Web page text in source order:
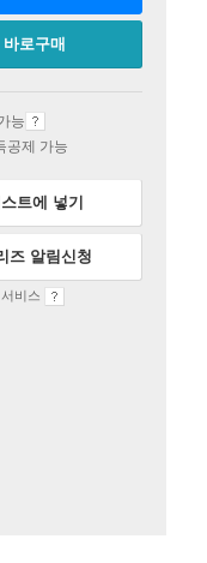
바로구매
능
공제 가능
트에 넣기
즈 알림신청
비스